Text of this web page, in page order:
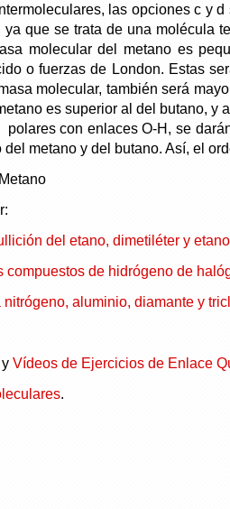
las opciones c y
ya que se trata de una molécula
molecular del metano es
o fuerzas de London. Estas
molecular, también será
es superior al del butano, y
con enlaces O-H, se
metano y del butano. Así, el
del etano, dimetiléter y etanol
compuestos de hidrógeno de
aluminio, diamante y
Vídeos de Ejercicios de Enlace
.